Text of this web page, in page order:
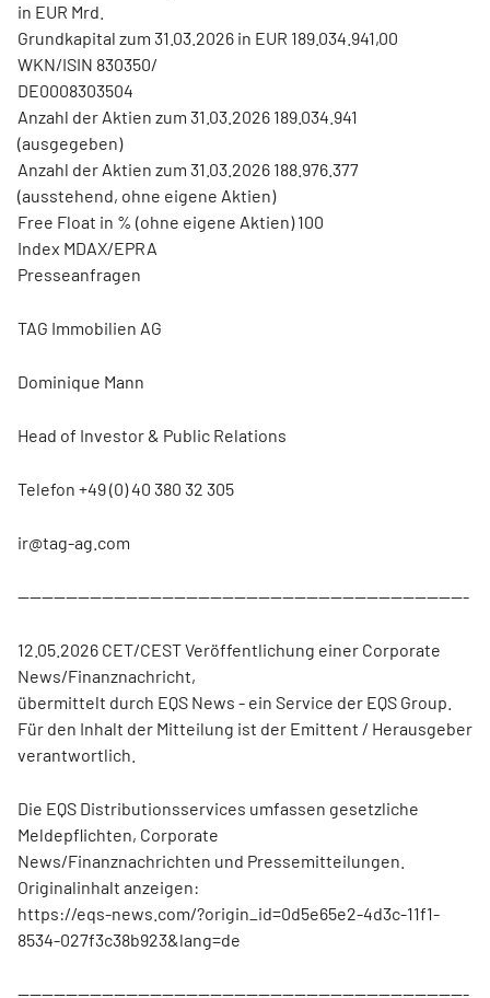
in EUR Mrd.
Grundkapital zum 31.03.2026 in EUR 189.034.941,00
WKN/ISIN 830350/
DE0008303504
Anzahl der Aktien zum 31.03.2026 189.034.941
(ausgegeben)
Anzahl der Aktien zum 31.03.2026 188.976.377
(ausstehend, ohne eigene Aktien)
Free Float in % (ohne eigene Aktien) 100
Index MDAX/EPRA
Presseanfragen
TAG Immobilien AG
Dominique Mann
Head of Investor & Public Relations
Telefon +49 (0) 40 380 32 305
ir@tag-ag.com
---------------------------------------------------------------------------
12.05.2026 CET/CEST Veröffentlichung einer Corporate
News/Finanznachricht,
übermittelt durch EQS News - ein Service der EQS Group.
Für den Inhalt der Mitteilung ist der Emittent / Herausgeber
verantwortlich.
Die EQS Distributionsservices umfassen gesetzliche
Meldepflichten, Corporate
News/Finanznachrichten und Pressemitteilungen.
Originalinhalt anzeigen:
https://eqs-news.com/?origin_id=0d5e65e2-4d3c-11f1-
8534-027f3c38b923&lang=de
---------------------------------------------------------------------------